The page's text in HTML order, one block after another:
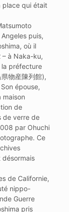
place qui était
puis,
où il
– à Naka-ku,
la préfecture
物産陳列館),
épouse,
de
de verre de
par Ohuchi
Ce
désormais
de Californie,
nippo-
Guerre
pris